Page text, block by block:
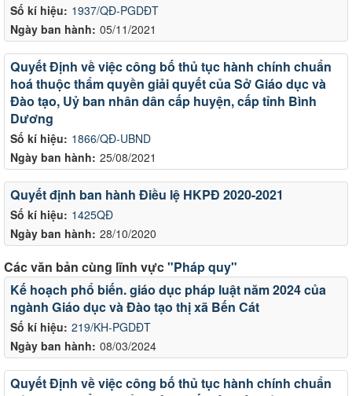
Số kí hiệu: 1937/QĐ-PGDĐT
Ngày ban hành: 05/11/2021
Số kí hiệu: 1866/QĐ-UBND
Ngày ban hành: 25/08/2021
Quyết Định về việc công bố thủ tục hành chính chuẩn
hoá thuộc thẩm quyền giải quyết của Sở Giáo dục và
Đào tạo, Uỷ ban nhân dân cấp huyện, cấp tỉnh Bình
Dương
Số kí hiệu: 1425QĐ
Ngày ban hành: 28/10/2020
Quyết định ban hành Điều lệ HKPĐ 2020-2021
Các văn bản cùng lĩnh vực"Pháp quy"
Số kí hiệu: 219/KH-PGDĐT
Ngày ban hành: 08/03/2024
Kế hoạch phổ biến. giáo dục pháp luật năm 2024 của
ngành Giáo dục và Đào tạo thị xã Bến Cát
Quyết Định về việc công bố thủ tục hành chính chuẩn